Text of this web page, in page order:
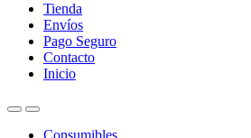
Tienda
Envíos
Pago Seguro
Contacto
Inicio
Consumibles